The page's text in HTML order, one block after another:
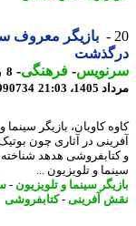
بازیگر معروف سینما
-فرهنگی-
21:03
81990734
کاویان، بازیگر سینما و
در آثاری چون بوتیک ،
و تلویزیون ...
سینما و تلویزیون -
آفرینی-کتابفروشی